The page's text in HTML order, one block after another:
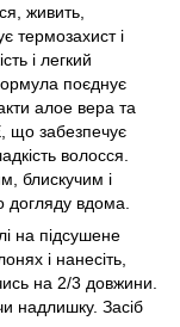
живить,
термозахист і
і легкий
поєднує
алое вера та
що забезпечує
волосся.
блискучим і
догляду вдома.
на підсушене
і нанесіть,
на 2/3 довжини.
надлишку. Засіб